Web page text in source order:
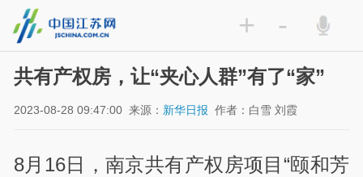
+ -
共有产权房，让“夹心人群”有了“家”
2023-08-28 09:47:00 来源： 新华日报 作者：白雪 刘霞
8月16日，南京共有产权房项目“颐和芳